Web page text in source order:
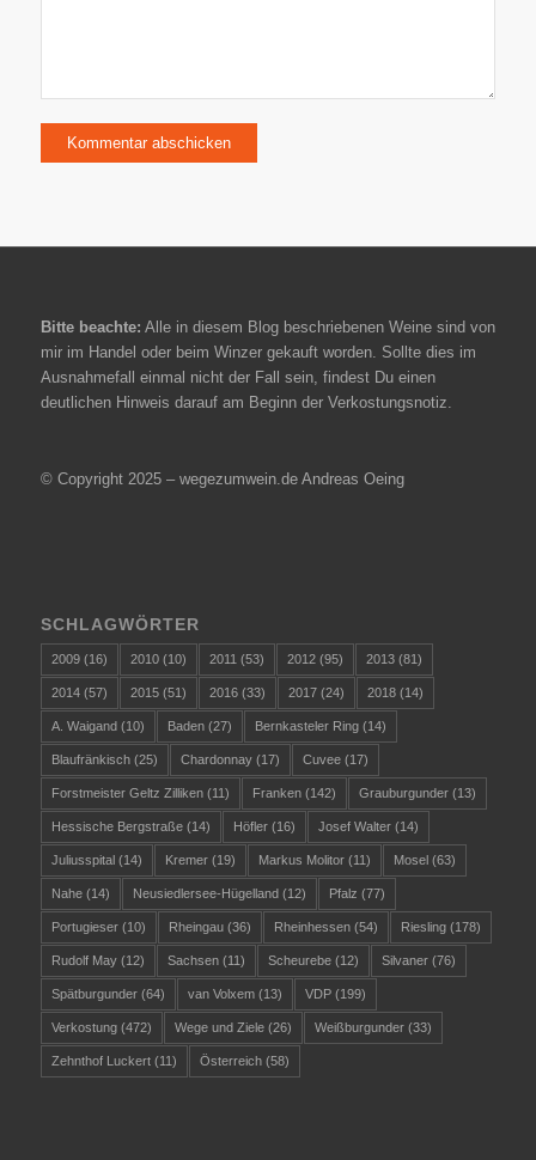
Bitte beachte: Alle in diesem Blog beschriebenen Weine sind von
mir im Handel oder beim Winzer gekauft worden. Sollte dies im
Ausnahmefall einmal nicht der Fall sein, findest Du einen
deutlichen Hinweis darauf am Beginn der Verkostungsnotiz.
© Copyright 2025 – wegezumwein.de Andreas Oeing
SCHLAGWÖRTER
2009(16) 2010(10) 2011 (53) 2012(95) 2013(81)
2014(57) 2015(51) 2016(33) 2017(24) 2018(14)
A. Waigand(10) Baden(27) Bernkasteler Ring(14)
Blaufränkisch(25) Chardonnay(17) Cuvee(17)
Forstmeister Geltz Zilliken(11) Franken(142) Grauburgunder(13)
Hessische Bergstraße(14) Höfler(16) Josef Walter(14)
Juliusspital(14) Kremer(19) Markus Molitor(11) Mosel(63)
Nahe(14) Neusiedlersee-Hügelland(12) Pfalz (77)
Portugieser(10) Rheingau(36) Rheinhessen(54) Riesling(178)
Rudolf May(12) Sachsen(11) Scheurebe(12) Silvaner(76)
Spätburgunder(64) van Volxem(13) VDP(199)
Verkostung(472) Wege und Ziele(26) Weißburgunder(33)
Zehnthof Luckert(11) Österreich(58)